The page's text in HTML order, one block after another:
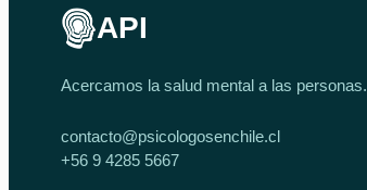
API
Acercamos la salud mental a las personas.
contacto@psicologosenchile.cl
+56 9 4285 5667